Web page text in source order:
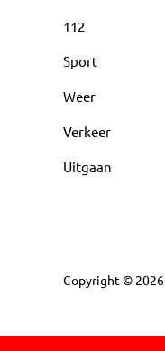
112
Sport
Weer
Verkeer
Uitgaan
Copyright © 2026